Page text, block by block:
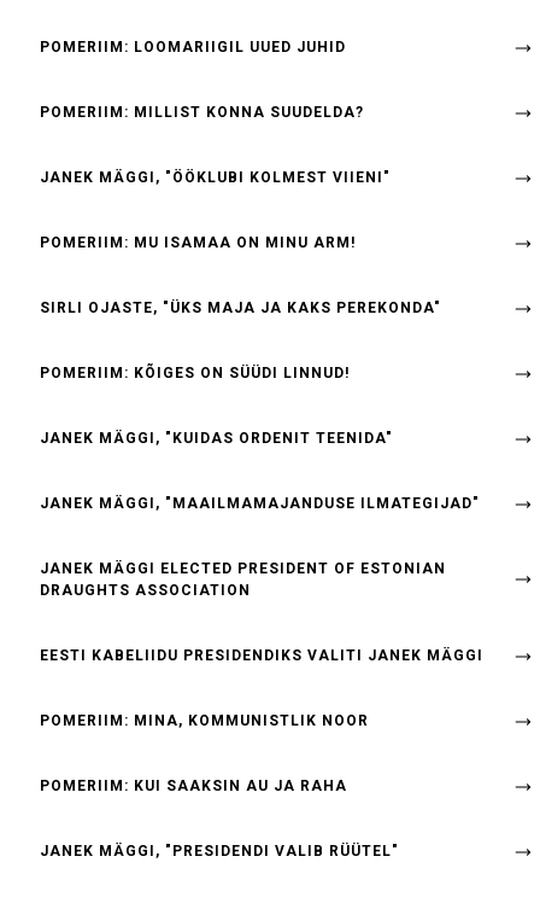
POMERIIM: LOOMARIIGIL UUED JUHID
POMERIIM: MILLIST KONNA SUUDELDA?
JANEK MÄGGI, "ÖÖKLUBI KOLMEST VIIENI"
POMERIIM: MU ISAMAA ON MINU ARM!
SIRLI OJASTE, "ÜKS MAJA JA KAKS PEREKONDA"
POMERIIM: KÕIGES ON SÜÜDI LINNUD!
JANEK MÄGGI, "KUIDAS ORDENIT TEENIDA"
JANEK MÄGGI, "MAAILMAMAJANDUSE ILMATEGIJAD"
JANEK MÄGGI ELECTED PRESIDENT OF ESTONIAN
DRAUGHTS ASSOCIATION
EESTI KABELIIDU PRESIDENDIKS VALITI JANEK MÄGGI
POMERIIM: MINA, KOMMUNISTLIK NOOR
POMERIIM: KUI SAAKSIN AU JA RAHA
JANEK MÄGGI, "PRESIDENDI VALIB RÜÜTEL"